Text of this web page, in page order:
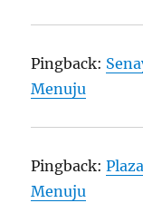
Pingback:
Menuju
Pingback:
Menuju